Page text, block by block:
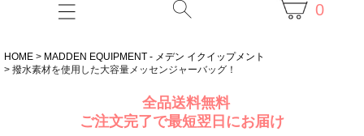
0
HOME
MADDEN EQUIPMENT - メデン イクイップメント
撥水素材を使用した大容量メッセンジャーバッグ！
全品送料無料
ご注文完了で最短翌日にお届け